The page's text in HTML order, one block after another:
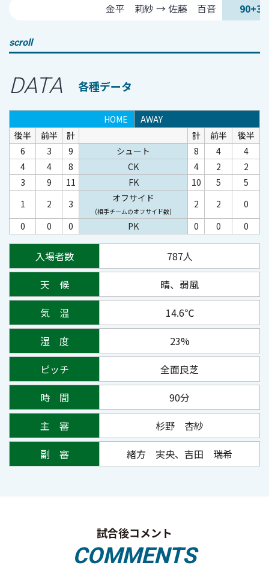
金平 莉紗 → 佐藤 百音 90+3
scroll
DATA 各種データ
HOME
AWAY
後半
前半 計 計 前半
後半
6
3 9 シュート 8 4
4
4
4 8 CK 4 2
2
3
9 11 FK 10 5
5
1
2 3 オフサイド
(相手チームのオフサイド数)
2 2
0
0
0 0 PK 0 0 0
入場者数
787人
天 候
晴、弱風
気 温
14.6℃
湿 度
23%
ピッチ
全面良芝
時 間
90分
主 審
杉野 杏紗
副 審
緒方 実央、吉田 瑞希
試合後コメント
COMMENTS